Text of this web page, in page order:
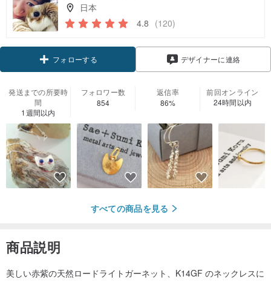
日本
4.8 (120)
フォローする
デザイナーに連絡
発送までの所要時
間
1週間以内
フォロワー数
854
返信率
86%
前回オンライン
24時間以内
すべての商品を見る
商品説明
美しい赤紫の天然ロードライトガーネット、K14GF のネックレスに